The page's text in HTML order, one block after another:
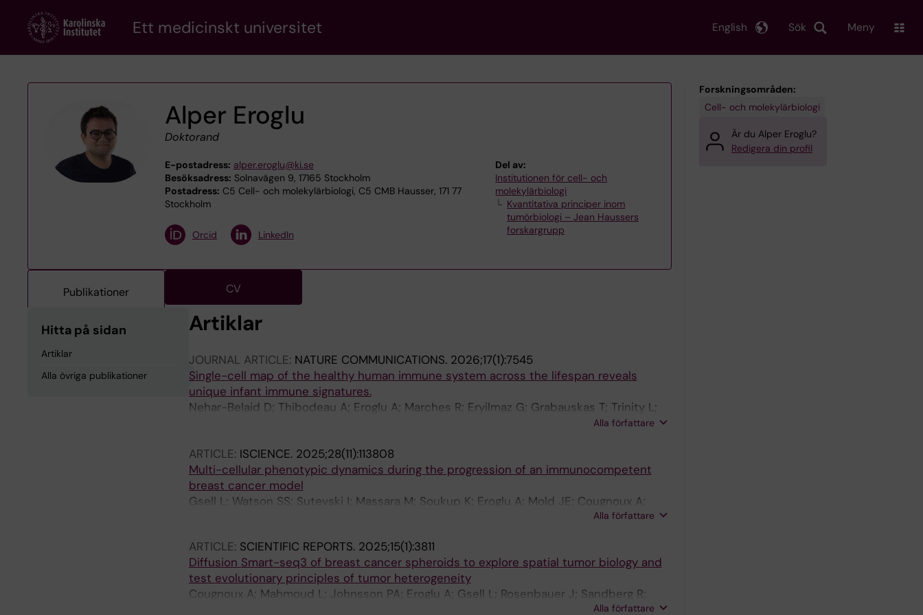
content
Ett medicinskt universitet Sök
English Meny
Alper Eroglu
Doktorand
E-postadress: alper.eroglu@ki.se
Besöksadress: Solnavägen 9, 17165 Stockholm
Postadress: C5 Cell- och molekylärbiologi, C5 CMB Hausser, 171 77
Stockholm
Del av:
Institutionen för cell- och
molekylärbiologi
Kvantitativa principer inom
tumörbiologi – Jean Haussers
forskargrupp
Orcid LinkedIn
Publikationer CV
Hitta på sidan
Artiklar
Alla övriga publikationer
Artiklar
JOURNAL ARTICLE: NATURE COMMUNICATIONS. 2026;17(1):7545
Single-cell map of the healthy human immune system across the lifespan reveals
unique infant immune signatures.
Nehar-Belaid D; Thibodeau A; Eroglu A; Marches R; Eryilmaz G; Grabauskas T; Trinity L;
Unutmaz D; Verschoor CP; Gu J; Balaji U; Mejías A; Pascual V; Kuchel GA; Ramilo O;
Alla författare
ARTICLE: ISCIENCE. 2025;28(11):113808
Multi-cellular phenotypic dynamics during the progression of an immunocompetent
breast cancer model
Gsell L; Watson SS; Sutevski I; Massara M; Soukup K; Eroglu A; Mold JE; Cougnoux A;
Alla författare
ARTICLE: SCIENTIFIC REPORTS. 2025;15(1):3811
Diffusion Smart-seq3 of breast cancer spheroids to explore spatial tumor biology and
test evolutionary principles of tumor heterogeneity
Cougnoux A; Mahmoud L; Johnsson PA; Eroglu A; Gsell L; Rosenbauer J; Sandberg R;
Alla författare
Forskningsområden:
Cell- och molekylärbiologi
Är du Alper Eroglu?
Redigera din profil